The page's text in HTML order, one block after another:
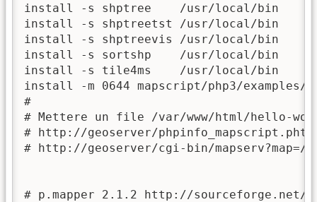
install -s shptree    /usr/local/bin
install -s shptreetst /usr/local/bin
install -s shptreevis /usr/local/bin
install -s sortshp    /usr/local/bin
install -s tile4ms    /usr/local/bin
install -m 0644 mapscript/php3/examples/
#
# Mettere un file /var/www/html/hello-
# http://geoserver/
# http://geoserver/cgi-bin/mapserv?map=/
# p.mapper 2.1.2 http://sourceforge.net/